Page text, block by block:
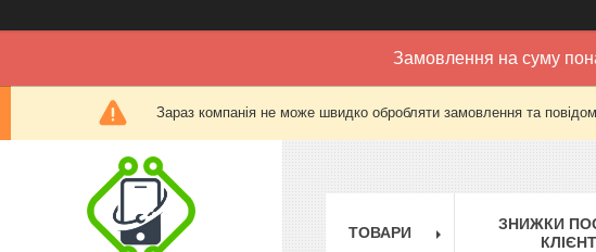
Замовлення на суму
Зараз компанія не може швидко обробляти замовлення та
ТОВАРИ
ЗНИЖКИ